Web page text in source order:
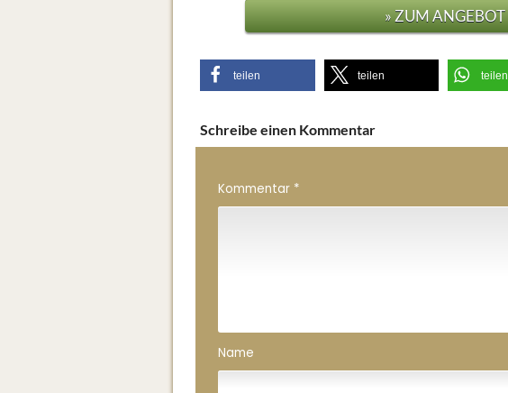
» ZUM ANGEBOT
teilen teilen teilen
Schreibe einen Kommentar
Kommentar *
Name